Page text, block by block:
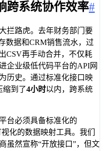
跨系统协作效率#
拦路虎。去年财务部门要
数据和CRM销售流水，过
CSV再手动合并，不仅耗
企业级低代码平台的API网
历史。通过标准化接口映
缩到了4小时以内，跨系统
台必须具备标准化的
化的数据映射工具。我们
虽然宣称“开放接口”，但文